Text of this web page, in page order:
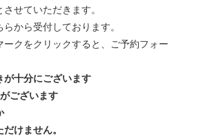
せていただきます。
から受付しております。
ークをクリックすると、ご予約フォー
が十分にございます
ございます
だけません。